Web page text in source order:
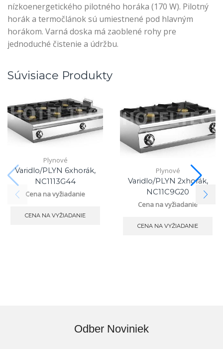
nízkoenergetického pilotného horáka (170 W). Pilotný
horák a termočlánok sú umiestnené pod hlavným
horákom. Varná doska má zaoblené rohy pre
jednoduché čistenie a údržbu.
Súvisiace Produkty
Plynové
Varidlo/PLYN 6xhorák,
NC1113G44
Cena na vyžiadanie
CENA NA VYŽIADANIE
Plynové
Varidlo/PLYN 2xhorák,
NC11C9G20
Cena na vyžiadanie
CENA NA VYŽIADANIE
Odber Noviniek